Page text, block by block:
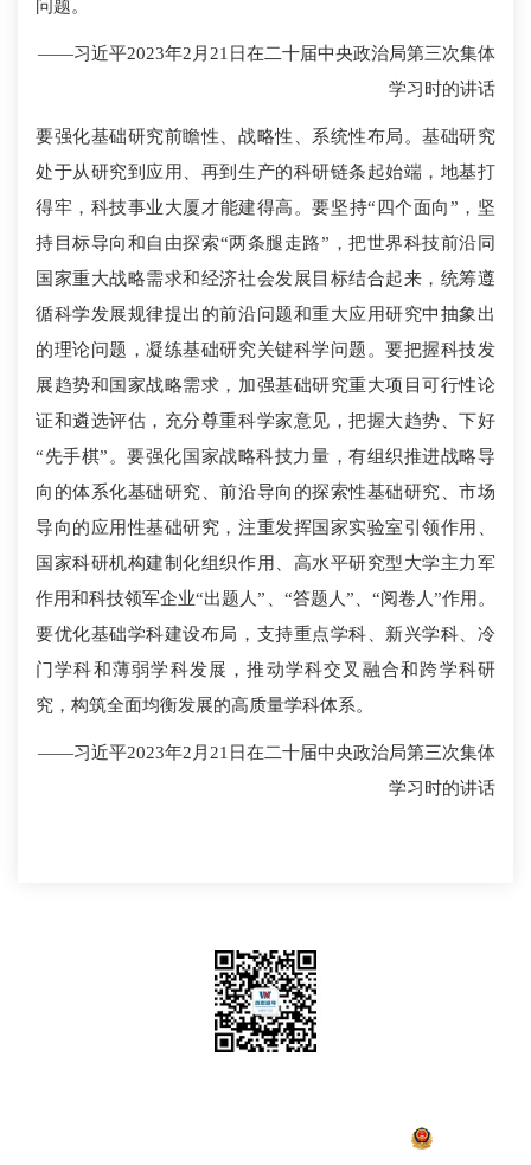
问题。
——习近平2023年2月21日在二十届中央政治局第三次集体
学习时的讲话
要强化基础研究前瞻性、战略性、系统性布局。基础研究
处于从研究到应用、再到生产的科研链条起始端，地基打
得牢，科技事业大厦才能建得高。要坚持“四个面向”，坚
持目标导向和自由探索“两条腿走路”，把世界科技前沿同
国家重大战略需求和经济社会发展目标结合起来，统筹遵
循科学发展规律提出的前沿问题和重大应用研究中抽象出
的理论问题，凝练基础研究关键科学问题。要把握科技发
展趋势和国家战略需求，加强基础研究重大项目可行性论
证和遴选评估，充分尊重科学家意见，把握大趋势、下好
“先手棋”。要强化国家战略科技力量，有组织推进战略导
向的体系化基础研究、前沿导向的探索性基础研究、市场
导向的应用性基础研究，注重发挥国家实验室引领作用、
国家科研机构建制化组织作用、高水平研究型大学主力军
作用和科技领军企业“出题人”、“答题人”、“阅卷人”作用。
要优化基础学科建设布局，支持重点学科、新兴学科、冷
门学科和薄弱学科发展，推动学科交叉融合和跨学科研
究，构筑全面均衡发展的高质量学科体系。
——习近平2023年2月21日在二十届中央政治局第三次集体
学习时的讲话